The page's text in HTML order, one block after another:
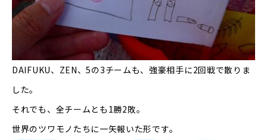
DAIFUKU、 ZEN、5の3チームも、強豪相手に2回戦で散りま
した。
それでも、全チームとも 1勝2敗。
世界のツワモノたちに一矢報いた形です。